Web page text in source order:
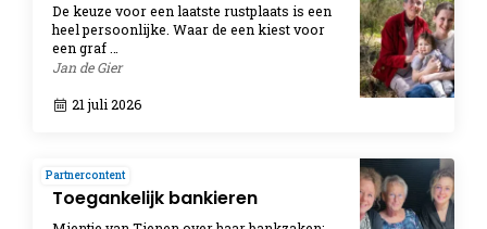
De keuze voor een laatste rustplaats is een
heel persoonlijke. Waar de een kiest voor
een graf …
Jan de Gier
21 juli 2026
Toegankelijk bankieren
Partnercontent